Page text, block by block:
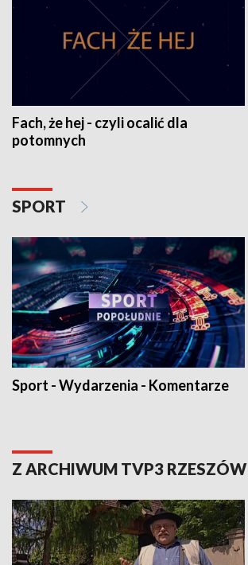
Fach, że hej - czyli ocalić dla
potomnych
SPORT
Sport - Wydarzenia - Komentarze
Z ARCHIWUM TVP3 RZESZÓW